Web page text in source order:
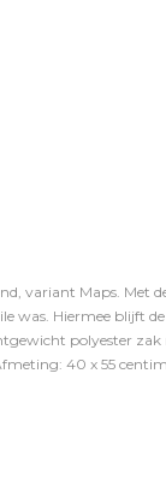
variant Maps. Met
was. Hiermee blijft
polyester zak
40 x 55